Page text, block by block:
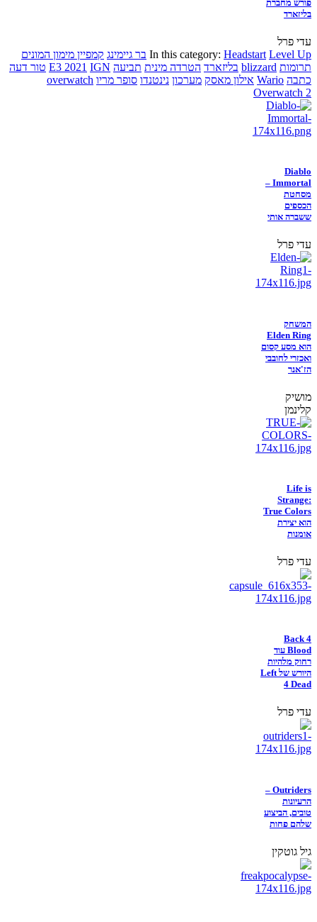
פורש מחברת
בליזארד
עדי פרל
In this category: Headstart Level Up בר גיימינג קמפיין מימון המונים
תרומות blizzard בליזארד הטרדה מינית תביעה E3 2021 IGN
טור דעה
כתבה Wario אילון מאסק מערכון נינטנדו סופר מריו overwatch
Overwatch 2
Diablo
Immortal –
מסחטת
הכספים
ששברה אותי
עדי פרל
המשחק
Elden Ring
הוא מסע קסום
ואכזרי לחובבי
הז'אנר
מושיק
קלינמן
Life is
Strange:
True Colors
הוא יצירת
אומנות
עדי פרל
Back 4
Blood עוד
רחוק מלהיות
היורש של Left
4 Dead
עדי פרל
Outriders –
הרעיונות
טובים, הביצוע
שלהם פחות
גיל גוטקין